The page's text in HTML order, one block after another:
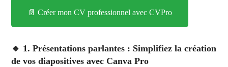
📄 Créer mon CV professionnel avec CVPro
🔹 1. Présentations parlantes : Simplifiez la création
de vos diapositives avec Canva Pro